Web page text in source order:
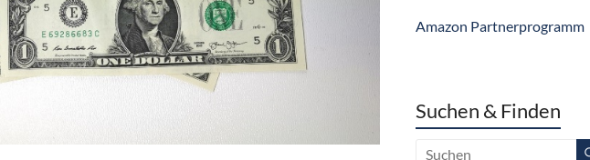
Amazon Partnerprogramm
Suchen & Finden